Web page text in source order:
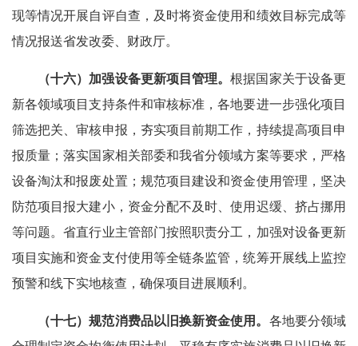
现等情况开展自评自查，及时将资金使用和绩效目标完成等
情况报送省发改委、财政厅。
（十六）加强设备更新项目管理。根据国家关于设备更
新各领域项目支持条件和审核标准，各地要进一步强化项目
筛选把关、审核申报，夯实项目前期工作，持续提高项目申
报质量；落实国家相关部委和我省分领域方案等要求，严格
设备淘汰和报废处置；规范项目建设和资金使用管理，坚决
防范项目报大建小，资金分配不及时、使用迟缓、挤占挪用
等问题。省直行业主管部门按照职责分工，加强对设备更新
项目实施和资金支付使用等全链条监管，统筹开展线上监控
预警和线下实地核查，确保项目进展顺利。
（十七）规范消费品以旧换新资金使用。 各地要分领域